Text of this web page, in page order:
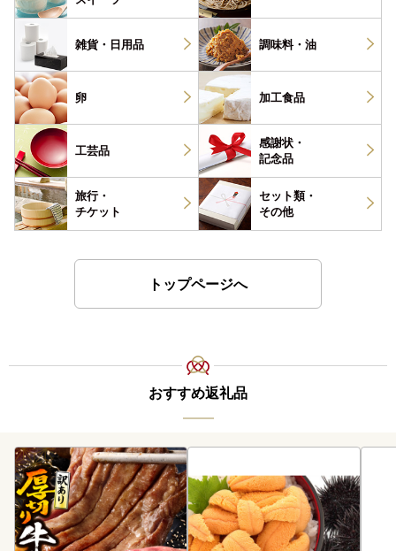
雑貨・ 日用品 調味料・ 油
卵 加工食品
工芸品
感謝状・
記念品
旅行・
チケット
セット類・
その他
トップページへ
おすすめ返礼品